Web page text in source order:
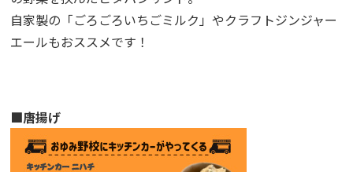
自家製の「ごろごろいちごミルク」やクラフトジンジャー
エールもおススメです！
■唐揚げ